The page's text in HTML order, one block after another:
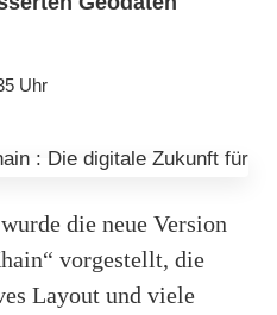
Uhr
die neue Version
vorgestellt, die
Layout und viele